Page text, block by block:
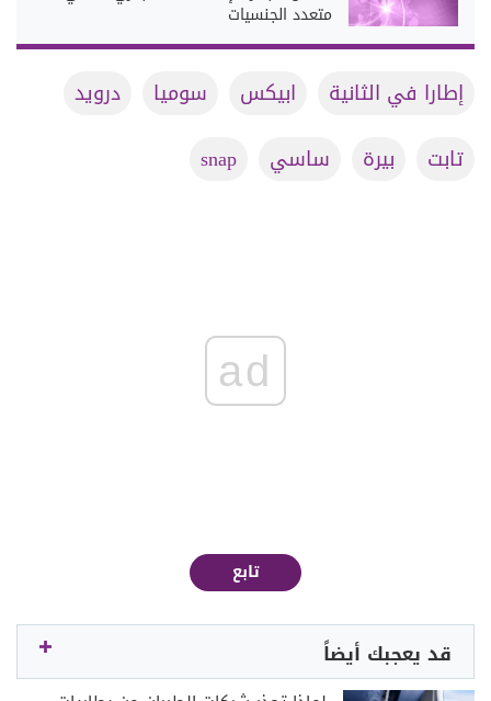
متعدد الجنسيات
إطارا في الثانية ابيكس سوميا
درويد
تابت
بيرة ساسي snap
ad
تابع
قد يعجبك أيضاً